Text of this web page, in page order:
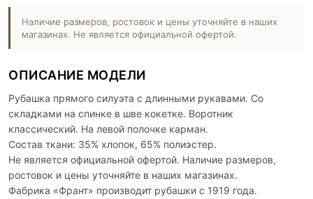
Наличие размеров, ростовок и цены уточняйте в наших
магазинах. Не является официальной офертой.
ОПИСАНИЕ МОДЕЛИ
Рубашка прямого силуэта с длинными рукавами. Со
складками на спинке в шве кокетке. Воротник
классический. На левой полочке карман.
Состав ткани: 35% хлопок, 65% полиэстер.
Не является официальной офертой. Наличие размеров,
ростовок и цены уточняйте в наших магазинах.
Фабрика «Франт» производит рубашки с 1919 года.